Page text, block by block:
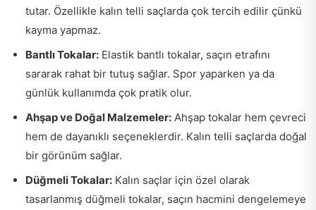
tutar. Özellikle kalın telli saçlarda çok tercih edilir çünkü
kayma yapmaz.
Bantlı Tokalar: Elastik bantlı tokalar, saçın etrafını
sararak rahat bir tutuş sağlar. Spor yaparken ya da
günlük kullanımda çok pratik olur.
Ahşap ve Doğal Malzemeler: Ahşap tokalar hem çevreci
hem de dayanıklı seçeneklerdir. Kalın telli saçlarda doğal
bir görünüm sağlar.
Düğmeli Tokalar: Kalın saçlar için özel olarak
tasarlanmış düğmeli tokalar, saçın hacmini dengelemeye